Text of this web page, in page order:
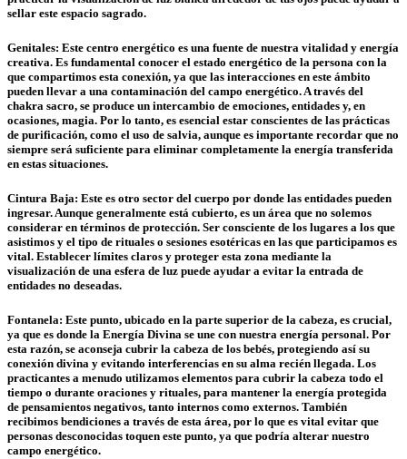
sellar este espacio sagrado.
Genitales: Este centro energético es una fuente de nuestra vitalidad y energía
creativa. Es fundamental conocer el estado energético de la persona con la
que compartimos esta conexión, ya que las interacciones en este ámbito
pueden llevar a una contaminación del campo energético. A través del
chakra sacro, se produce un intercambio de emociones, entidades y, en
ocasiones, magia. Por lo tanto, es esencial estar conscientes de las prácticas
de purificación, como el uso de salvia, aunque es importante recordar que no
siempre será suficiente para eliminar completamente la energía transferida
en estas situaciones.
Cintura Baja: Este es otro sector del cuerpo por donde las entidades pueden
ingresar. Aunque generalmente está cubierto, es un área que no solemos
considerar en términos de protección. Ser consciente de los lugares a los que
asistimos y el tipo de rituales o sesiones esotéricas en las que participamos es
vital. Establecer límites claros y proteger esta zona mediante la
visualización de una esfera de luz puede ayudar a evitar la entrada de
entidades no deseadas.
Fontanela: Este punto, ubicado en la parte superior de la cabeza, es crucial,
ya que es donde la Energía Divina se une con nuestra energía personal. Por
esta razón, se aconseja cubrir la cabeza de los bebés, protegiendo así su
conexión divina y evitando interferencias en su alma recién llegada. Los
practicantes a menudo utilizamos elementos para cubrir la cabeza todo el
tiempo o durante oraciones y rituales, para mantener la energía protegida
de pensamientos negativos, tanto internos como externos. También
recibimos bendiciones a través de esta área, por lo que es vital evitar que
personas desconocidas toquen este punto, ya que podría alterar nuestro
campo energético.